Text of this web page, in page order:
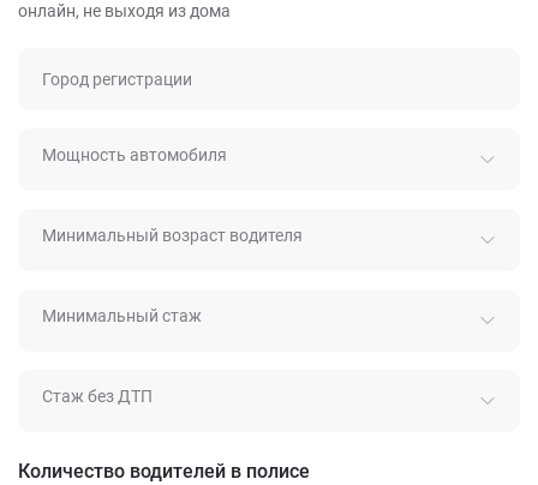
онлайн, не выходя из дома
Город регистрации
Мощность автомобиля
Минимальный возраст водителя
Минимальный стаж
Стаж без ДТП
Количество водителей в полисе